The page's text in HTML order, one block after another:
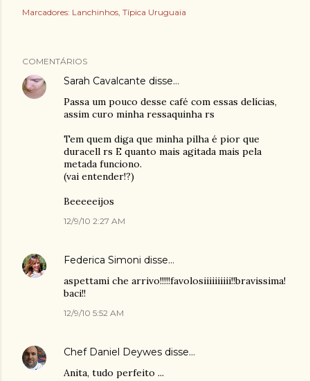
Marcadores: Lanchinhos Típica Uruguaia
COMENTÁRIOS
Sarah Cavalcante disse…
Passa um pouco desse café com essas delícias,
assim curo minha ressaquinha rs
Tem quem diga que minha pilha é pior que
duracell rs E quanto mais agitada mais pela
metada funciono.
(vai entender!?)
Beeeeeijos
12/9/10 2:27 AM
Federica Simoni disse…
aspettami che arrivo!!!!!favolosiiiiiiiiii!!bravissima!
baci!!
12/9/10 5:52 AM
Chef Daniel Deywes disse…
Anita, tudo perfeito ...